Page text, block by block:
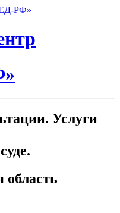
Услуги